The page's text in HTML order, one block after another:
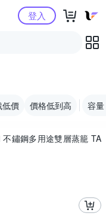
物中心登入
低價 價格低到高 容量
不鏽鋼多用途雙層蒸籠 TA